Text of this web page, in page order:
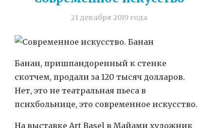
21 декабря 2019 года
Банан, пришпандоренный к стенке
скотчем, продали за 120 тысяч долларов.
Нет, это не театральная пьеса в
психбольнице, это современное искусство.
На выставке Art Basel в Майами художник